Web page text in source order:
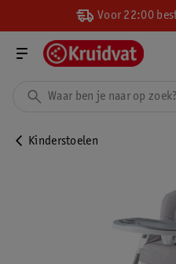
Voor 22:00
Kinderstoelen